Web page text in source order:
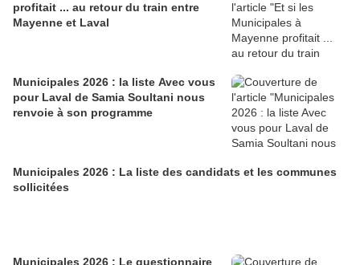
profitait ... au retour du train entre
Mayenne et Laval
Municipales 2026 : la liste Avec vous
pour Laval de Samia Soultani nous
renvoie à son programme
Municipales 2026 : La liste des candidats et les communes
sollicitées
Municipales 2026 : Le questionnaire